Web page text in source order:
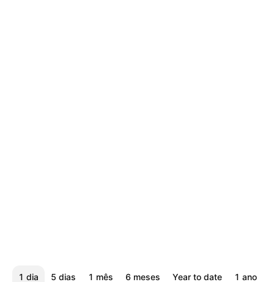
1 dia 5 dias 1 mês 6 meses Year to date 1 ano